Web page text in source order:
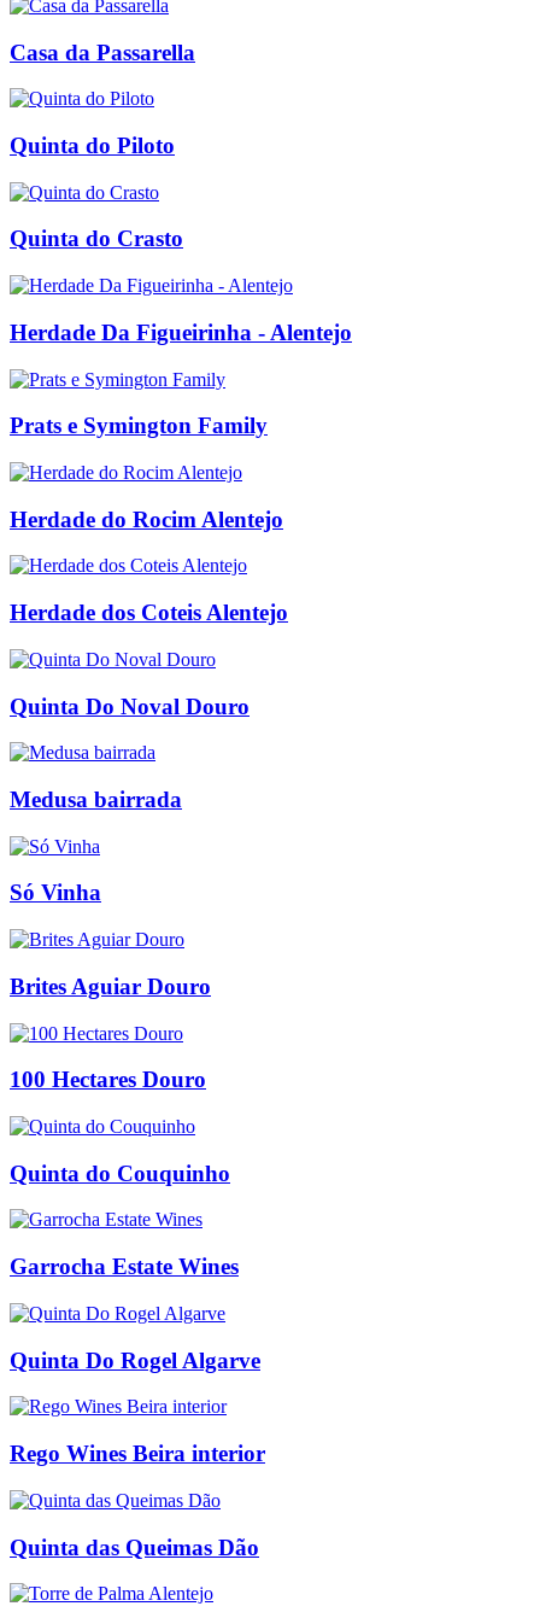
Casa da Passarella
Quinta do Piloto
Quinta do Crasto
Herdade Da Figueirinha - Alentejo
Prats e Symington Family
Herdade do Rocim Alentejo
Herdade dos Coteis Alentejo
Quinta Do Noval Douro
Medusa bairrada
Só Vinha
Brites Aguiar Douro
100 Hectares Douro
Quinta do Couquinho
Garrocha Estate Wines
Quinta Do Rogel Algarve
Rego Wines Beira interior
Quinta das Queimas Dão